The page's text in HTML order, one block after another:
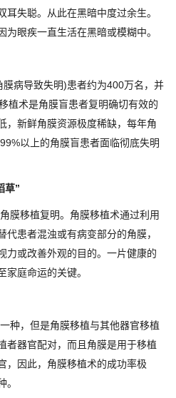
失聪。从此在黑暗中度过余生。
眼疾一直生活在黑暗或模糊中。
病导致失明)患者约为400万名，并
植术是角膜盲患者复明确切有效的
，新鲜角膜资源极度稀缺，每年角
以上的角膜盲患者面临彻底失明
草”
膜移植复明。角膜移植术通过利用
患者混浊或有病变部分的角膜，
力或改善外观的目的。一片健康的
家庭命运的关键。
种，但是角膜移植与其他器官移植
者器官配对，而且角膜是用于移植
，因此，角膜移植术的成功率极